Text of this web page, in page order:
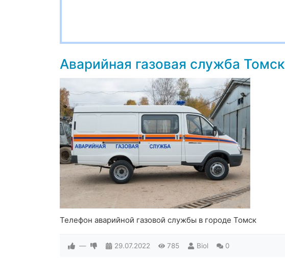
Аварийная газовая служба Томск
Телефон аварийной газовой службы в городе Томск
— 29.07.2022 785 Biol 0